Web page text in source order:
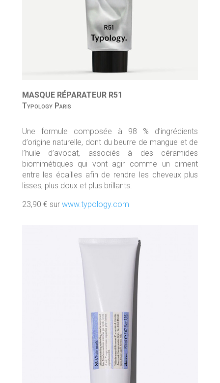
MASQUE RÉPARATEUR R51
Typology Paris
Une formule composée à 98 % d’ingrédients
d’origine naturelle, dont du beurre de mangue et de
l’huile d’avocat, associés à des céramides
biomimétiques qui vont agir comme un ciment
entre les écailles afin de rendre les cheveux plus
lisses, plus doux et plus brillants.
23,90 € sur www.typology.com